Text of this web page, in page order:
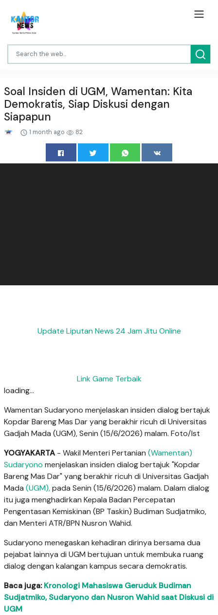
Soal Insiden di UGM, Wamentan: Kita
Demokratis, Siap Diskusi dengan
Siapapun
1 month ago 82
Update Liputan News 24 Jam Jitu Online
Link Game Terbaik
loading...
Wamentan Sudaryono menjelaskan insiden dialog bertajuk
Kopdar Bareng Mas Dar yang berakhir ricuh di Universitas
Gadjah Mada (UGM), Senin (15/6/2026) malam. Foto/Ist
YOGYAKARTA - Wakil Menteri Pertanian (Wamentan)
Sudaryono menjelaskan insiden dialog bertajuk "Kopdar
Bareng Mas Dar" yang berakhir ricuh di Universitas Gadjah
Mada (UGM),pada Senin (15/6/2026) malam. Dalam dialog
itu juga menghadirkan Kepala Badan Percepatan
Pengentasan Kemiskinan (BP Taskin) Budiman Sudjatmiko,
dan Menteri ATR/BPN Nusron Wahid.
Sudaryono menegaskan kehadiran dirinya bersama dua
pejabat lainnya di UGM bertujuan untuk membuka ruang
dialog dengan kalangan kampus secara demokratis.
Baca juga:Kronologi Mahasiswa Geruduk Budiman
Sudjatmiko, Sudaryono dan Nusron Wahid saat Diskusi di
UGM